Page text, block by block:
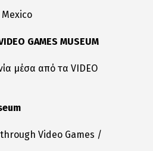
GAMES MUSEUM
μέσα από τα VIDEO
Video Games /